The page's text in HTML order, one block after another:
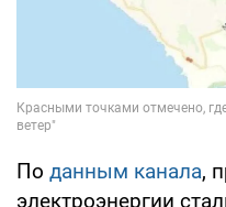
По данным канала,
электроэнергии